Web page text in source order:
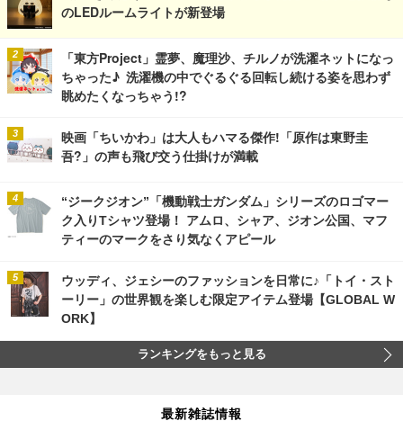
のLEDルームライトが新登場
「東方Project」霊夢、魔理沙、チルノが洗濯ネットになっ
ちゃった♪ 洗濯機の中でぐるぐる回転し続ける姿を思わず
眺めたくなっちゃう!?
映画「ちいかわ」は大人もハマる傑作!「原作は東野圭
吾?」の声も飛び交う仕掛けが満載
“ジークジオン”「機動戦士ガンダム」シリーズのロゴマー
ク入りTシャツ登場！ アムロ、シャア、ジオン公国、マフ
ティーのマークをさり気なくアピール
ウッディ、ジェシーのファッションを日常に♪「トイ・スト
ーリー」の世界観を楽しむ限定アイテム登場【GLOBAL W
ORK】
ランキングをもっと見る
最新雑誌情報